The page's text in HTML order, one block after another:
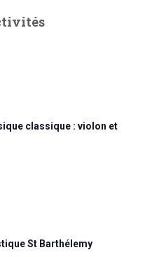
classique : violon et
St Barthélemy